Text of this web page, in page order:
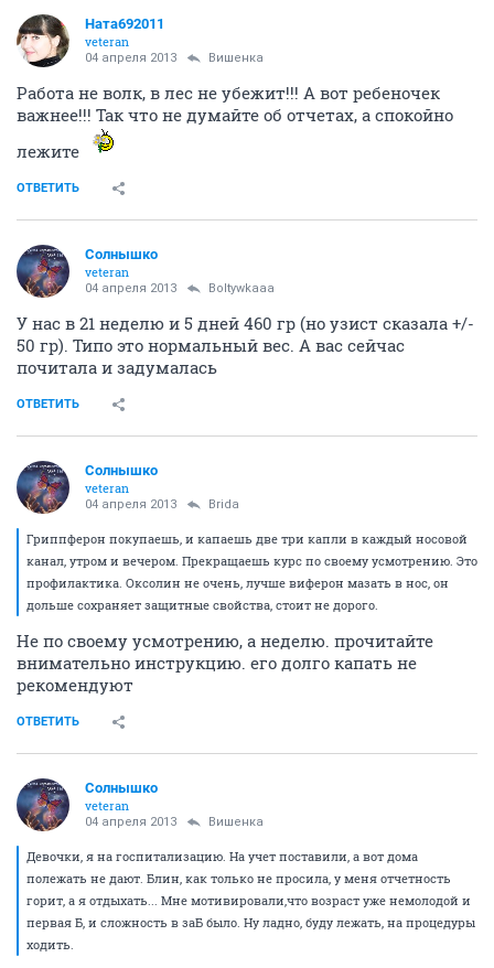
Ната692011
veteran
04 апреля 2013 Вишенка
Работа не волк, в лес не убежит!!! А вот ребеночек
важнее!!! Так что не думайте об отчетах, а спокойно
лежите
ОТВЕТИТЬ
Солнышко
veteran
04 апреля 2013 Boltywkaaa
У нас в 21 неделю и 5 дней 460 гр (но узист сказала +/-
50 гр). Типо это нормальный вес. А вас сейчас
почитала и задумалась
ОТВЕТИТЬ
Солнышко
veteran
04 апреля 2013 Brida
Гриппферон покупаешь, и капаешь две три капли в каждый носовой
канал, утром и вечером. Прекращаешь курс по своему усмотрению. Это
профилактика. Оксолин не очень, лучше виферон мазать в нос, он
дольше сохраняет защитные свойства, стоит не дорого.
Не по своему усмотрению, а неделю. прочитайте
внимательно инструкцию. его долго капать не
рекомендуют
ОТВЕТИТЬ
Солнышко
veteran
04 апреля 2013 Вишенка
Девочки, я на госпитализацию. На учет поставили, а вот дома
полежать не дают. Блин, как только не просила, у меня отчетность
горит, а я отдыхать... Мне мотивировали,что возраст уже немолодой и
первая Б, и сложность в заБ было. Ну ладно, буду лежать, на процедуры
ходить.